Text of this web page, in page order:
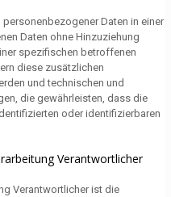
Daten in einer
Daten ohne Hinzuziehung
spezifischen betroffenen
diese zusätzlichen
und technischen und
die gewährleisten, dass die
oder identifizierbaren
Verantwortlicher
Verantwortlicher ist die